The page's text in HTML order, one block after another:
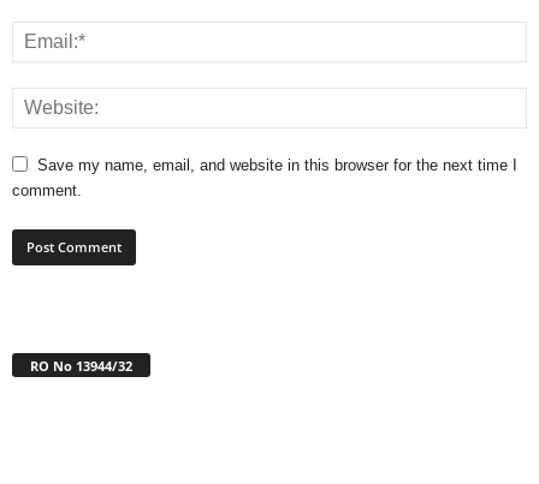
Save my name, email, and website in this browser for the next time I
comment.
RO No 13944/32